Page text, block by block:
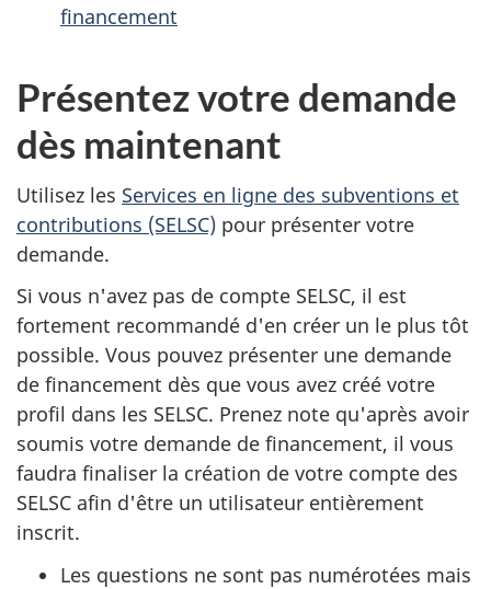
financement
Présentez votre demande
dès maintenant
Utilisez les Services en ligne des subventions et
contributions (SELSC) pour présenter votre
demande.
Si vous n'avez pas de compte SELSC, il est
fortement recommandé d'en créer un le plus tôt
possible. Vous pouvez présenter une demande
de financement dès que vous avez créé votre
profil dans les SELSC. Prenez note qu'après avoir
soumis votre demande de financement, il vous
faudra finaliser la création de votre compte des
SELSC afin d'être un utilisateur entièrement
inscrit.
Les questions ne sont pas numérotées mais